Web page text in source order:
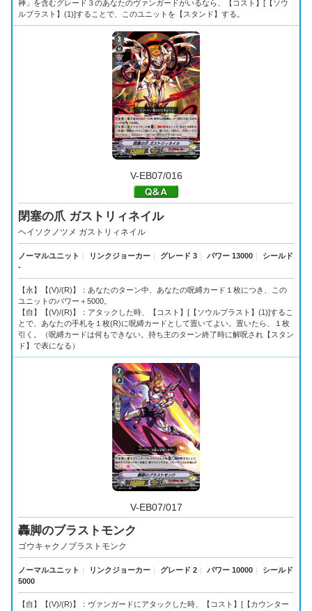
神」を含むグレード３のあなたのヴァンガードがいるなら、【コスト】[【ソウ
ルブラスト】(1)]することで、このユニットを【スタンド】する。
V-EB07/016
閉塞の爪 ガストリィネイル
ヘイソクノツメ ガストリィネイル
ノーマルユニット ｜ リンクジョーカー ｜ グレード 3 ｜ パワー 13000 ｜
シールド
-
【永】【(V)/(R)】：あなたのターン中、あなたの呪縛カード１枚につき、この
ユニットのパワー＋5000。
【自】【(V)/(R)】：アタックした時、【コスト】[【ソウルブラスト】(1)]するこ
とで、あなたの手札を１枚(R)に呪縛カードとして置いてよい。置いたら、１枚
引く。（呪縛カードは何もできない。持ち主のターン終了時に解呪され【スタン
ド】で表になる）
V-EB07/017
轟脚のブラストモンク
ゴウキャクノブラストモンク
ノーマルユニット ｜ リンクジョーカー ｜ グレード 2 ｜ パワー 10000 ｜
シールド
5000
【自】【(V)/(R)】：ヴァンガードにアタックした時、【コスト】[【カウンター